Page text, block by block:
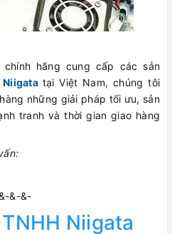
hãng cung cấp các sản
tại Việt Nam, chúng tôi
những giải pháp tối ưu, sản
tranh và thời gian giao hàng
&-&-
Niigata